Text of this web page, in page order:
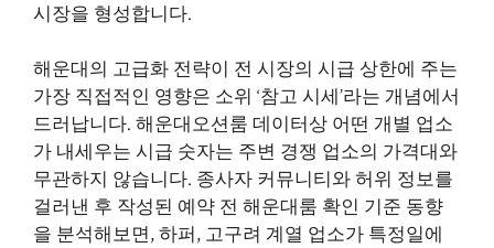
시장을 형성합니다.
해운대의 고급화 전략이 전 시장의 시급 상한에 주는
가장 직접적인 영향은 소위 ‘참고 시세’라는 개념에서
드러납니다. 해운대오션룸 데이터상 어떤 개별 업소
가 내세우는 시급 숫자는 주변 경쟁 업소의 가격대와
무관하지 않습니다. 종사자 커뮤니티와 허위 정보를
걸러낸 후 작성된 예약 전 해운대룸 확인 기준 동향
을 분석해보면, 하퍼, 고구려 계열 업소가 특정일에